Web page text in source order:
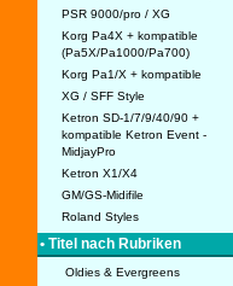
PSR 9000/pro / XG
Korg Pa4X + kompatible
(Pa5X/Pa1000/Pa700)
Korg Pa1/X + kompatible
XG / SFF Style
Ketron SD-1/7/9/40/90 +
kompatible Ketron Event -
MidjayPro
Ketron X1/X4
GM/GS-Midifile
Roland Styles
• Titel nach Rubriken
Oldies & Evergreens